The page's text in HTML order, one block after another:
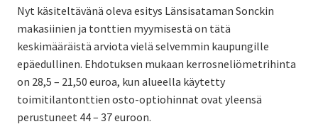
Nyt käsiteltävänä oleva esitys Länsisataman Sonckin
makasiinien ja tonttien myymisestä on tätä
keskimääräistä arviota vielä selvemmin kaupungille
epäedullinen. Ehdotuksen mukaan kerrosneliömetrihinta
on 28,5 – 21,50 euroa, kun alueella käytetty
toimitilantonttien osto-optiohinnat ovat yleensä
perustuneet 44 – 37 euroon.